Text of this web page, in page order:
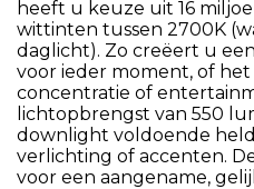
heeft u keuze uit 16
wittinten tussen 2700K
daglicht). Zo creëert u
voor ieder moment, of
concentratie of
lichtopbrengst van 550
downlight voldoende
verlichting of accenten.
voor een aangename,